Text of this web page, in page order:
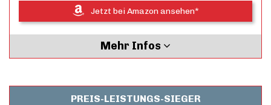
Jetzt bei Amazon ansehen*
Mehr Infos
PREIS-LEISTUNGS-SIEGER